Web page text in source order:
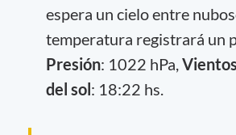
espera un cielo entre
temperatura registrará un
Presión: 1022 hPa, Vientos
del sol: 18:22 hs.